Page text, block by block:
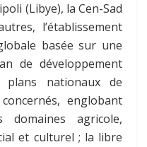
(Libye), la Cen-Sad
l’établissement
basée sur une
de développement
plans nationaux de
englobant
domaines agricole,
et culturel ; la libre